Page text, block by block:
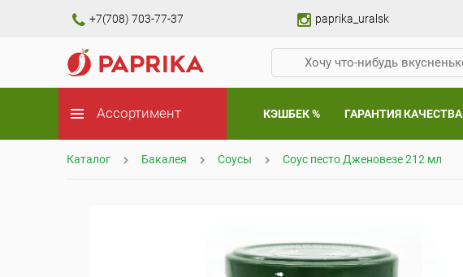
+7(708) 703-77-37 paprika_uralsk
Ассортимент КЭШБЕК % ГАРАНТИЯ КАЧЕСТВА
Каталог Бакалея Соусы Соус песто Дженовезе 212 мл